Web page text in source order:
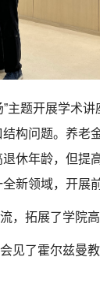
主题开展学术
构问题。养老
休年龄，但提
新领域，开展
，拓展了学院
见了霍尔兹曼